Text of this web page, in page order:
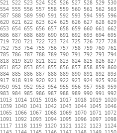
521
522 523 524 525 526 527 528 529 530
554 555 556 557 558 559 560 561 562 563
587 588 589 590 591 592 593 594 595 596
620 621 622 623 624 625 626 627 628 629
653 654 655 656 657 658 659 660 661 662
686 687 688 689 690 691 692 693 694 695
719 720 721 722 723 724 725 726 727 728
752 753 754 755 756 757 758 759 760 761
785 786 787 788 789 790 791 792 793 794
818 819 820 821 822 823 824 825 826 827
851
852 853 854 855 856 857 858 859 860
884 885 886 887 888 889 890 891 892 893
917 918 919 920 921 922 923 924 925 926
950 951 952 953 954 955 956 957 958 959
983 984 985 986 987 988 989 990 991 992
1013
1014 1015 1016 1017 1018 1019 1020
1039 1040 1041 1042 1043 1044 1045 1046
1065
1066 1067 1068 1069 1070 1071 1072
1091
1092 1093 1094 1095 1096 1097 1098
1117 1118 1119 1120 1121 1122 1123 1124